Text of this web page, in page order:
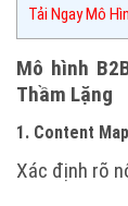
Tải Ngay Mô
Mô hình
Thầm Lặng
1. Content
Xác định rõ